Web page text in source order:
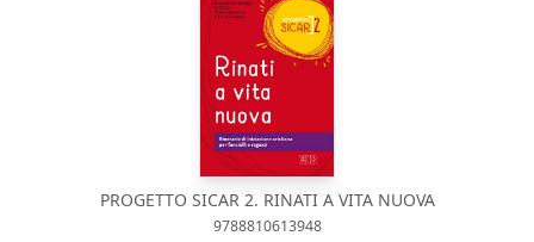
PROGETTO SICAR 2. RINATI A VITA NUOVA
9788810613948